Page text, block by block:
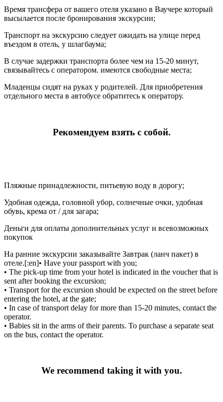
Время трансфера от вашего отеля указано в Ваучере который
высылается после бронирования экскурсии;
Транспорт на экскурсию следует ожидать на улице перед
въездом в отель, у шлагбаума;
В случае задержки транспорта более чем на 15-20 минут,
связывайтесь с оператором. имеются свободные места;
Младенцы сидят на руках у родителей. Для приобретения
отдельного места в автобусе обратитесь к оператору.
Рекомендуем взять с собой.
Пляжные принадлежности, питьевую воду в дорогу;
Удобная одежда, головной убор, солнечные очки, удобная
обувь, крема от / для загара;
Деньги для оплаты дополнительных услуг и всевозможных
покупок
На ранние экскурсии заказывайте Завтрак (ланч пакет) в
отеле.[:en]• Have your passport with you;
• The pick-up time from your hotel is indicated in the voucher that is
sent after booking the excursion;
• Transport for the excursion should be expected on the street before
entering the hotel, at the gate;
• In case of transport delay for more than 15-20 minutes, contact the
operator.
• Babies sit in the arms of their parents. To purchase a separate seat
on the bus, contact the operator.
We recommend taking it with you.